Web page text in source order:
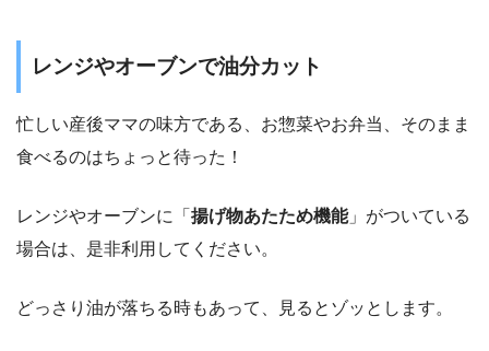
レンジやオーブンで油分カット
忙しい産後ママの味方である、お惣菜やお弁当、そのまま
食べるのはちょっと待った！
レンジやオーブンに「 揚げ物あたため機能」がついている
場合は、是非利用してください。
どっさり油が落ちる時もあって、見るとゾッとします。